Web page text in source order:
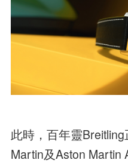
此時，百年靈
Martin及Aston